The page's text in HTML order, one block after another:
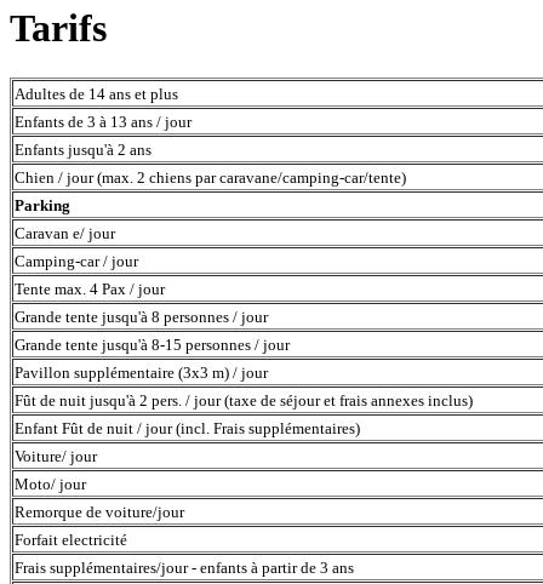
Tarifs
Adultes de 14 ans et plus
Enfants de 3 à 13 ans / jour
Enfants jusqu'à 2 ans
Chien / jour (max. 2 chiens par caravane/camping-car/tente)
Parking
Caravan e/ jour
Camping-car / jour
Tente max. 4 Pax / jour
Grande tente jusqu'à 8 personnes / jour
Grande tente jusqu'à 8-15 personnes / jour
Pavillon supplémentaire (3x3 m) / jour
Fût de nuit jusqu'à 2 pers. / jour (taxe de séjour et frais annexes inclus)
Enfant Fût de nuit / jour (incl. Frais supplémentaires)
Voiture/ jour
Moto/ jour
Remorque de voiture/jour
Forfait electricité
Frais supplémentaires/jour - enfants à partir de 3 ans